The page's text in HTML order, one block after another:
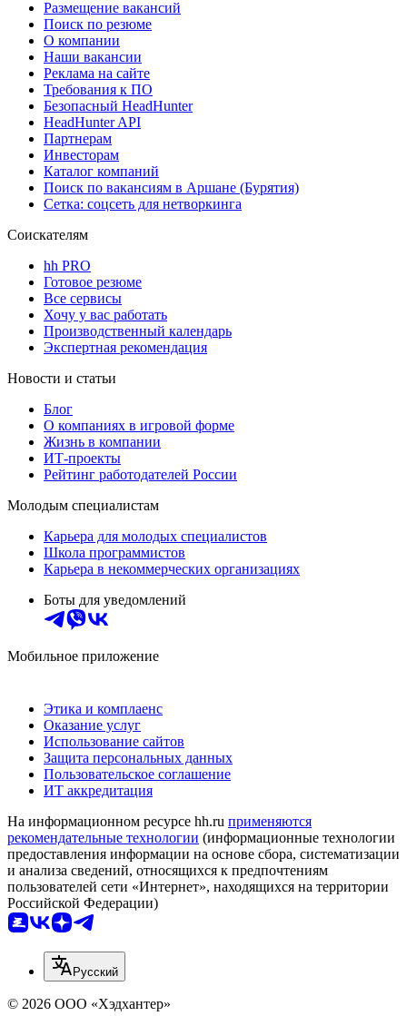
Размещение вакансий
Поиск по резюме
О компании
Наши вакансии
Реклама на сайте
Требования к ПО
Безопасный HeadHunter
HeadHunter API
Партнерам
Инвесторам
Каталог компаний
Поиск по вакансиям в Аршане (Бурятия)
Сетка: соцсеть для нетворкинга
Соискателям
hh PRO
Готовое резюме
Все сервисы
Хочу у вас работать
Производственный календарь
Экспертная рекомендация
Новости и статьи
Блог
О компаниях в игровой форме
Жизнь в компании
ИТ-проекты
Рейтинг работодателей России
Молодым специалистам
Карьера для молодых специалистов
Школа программистов
Карьера в некоммерческих организациях
Боты для уведомлений
Мобильное приложение
Этика и комплаенс
Оказание услуг
Использование сайтов
Защита персональных данных
Пользовательское соглашение
ИТ аккредитация
На информационном ресурсе hh.ru применяются
рекомендательные технологии (информационные технологии
предоставления информации на основе сбора, систематизации
и анализа сведений, относящихся к предпочтениям
пользователей сети «Интернет», находящихся на территории
Российской Федерации)
Русский
© 2026 ООО «Хэдхантер»